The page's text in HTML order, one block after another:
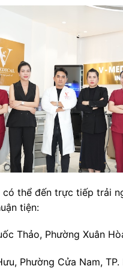
có thể đến trực tiếp trải
tiện:
Thảo, Phường Xuân
Phường Cửa Nam, TP.